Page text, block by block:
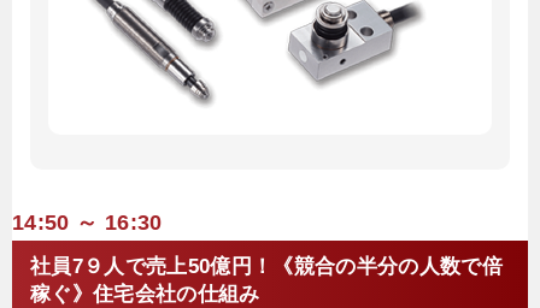
14:50 ～ 16:30
社員7９人で売上50億円！《競合の半分の人数で倍
稼ぐ》住宅会社の仕組み